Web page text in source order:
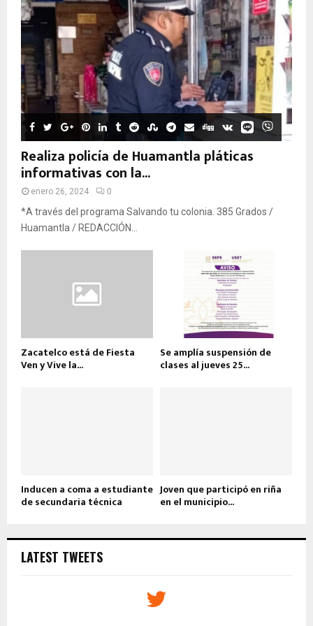
Realiza policía de Huamantla pláticas
informativas con la...
enero 26, 2024 0
*A través del programa Salvando tu colonia. 385 Grados /
Huamantla / REDACCIÓN...
Zacatelco está de Fiesta
Ven y Vive la...
Se amplía suspensión de
clases al jueves 25...
Inducen a coma a estudiante
de secundaria técnica
Joven que participó en riña
en el municipio...
LATEST TWEETS